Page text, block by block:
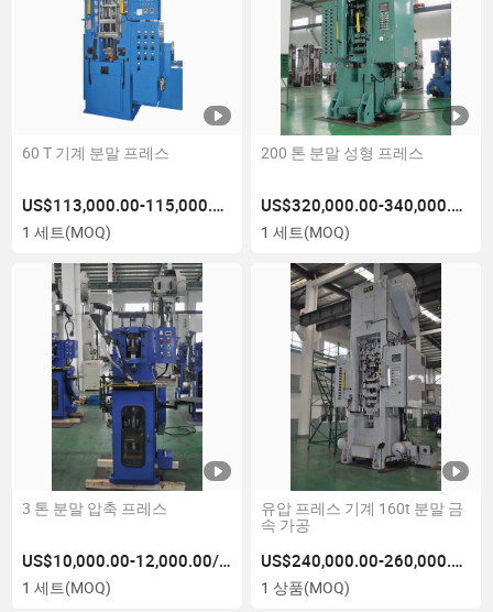
60 T 기계 분말 프레스
US$113,000.00-115,000.00/세트
1 세트(MOQ)
200 톤 분말 성형 프레스
US$320,000.00-340,000.00/세트
1 세트(MOQ)
3 톤 분말 압축 프레스
US$10,000.00-12,000.00/세트
1 세트(MOQ)
유압 프레스 기계 160t 분말 금
속 가공
US$240,000.00-260,000.00/상품
1 상품(MOQ)